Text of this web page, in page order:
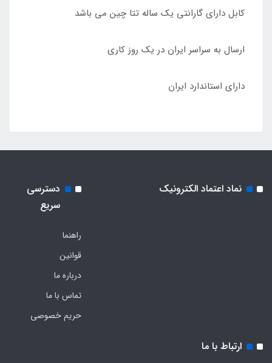
کابل دارای گارانتی یک ساله تتا چین می باشد
ارسال به سراسر ایران در یک روز کاری
دارای استاندارد ایران
نماد اعتماد الکترونیک
دسترسی
سریع
راهنما
قوانین
درباره ما
تماس با ما
حریم خصوصی
ارتباط با ما